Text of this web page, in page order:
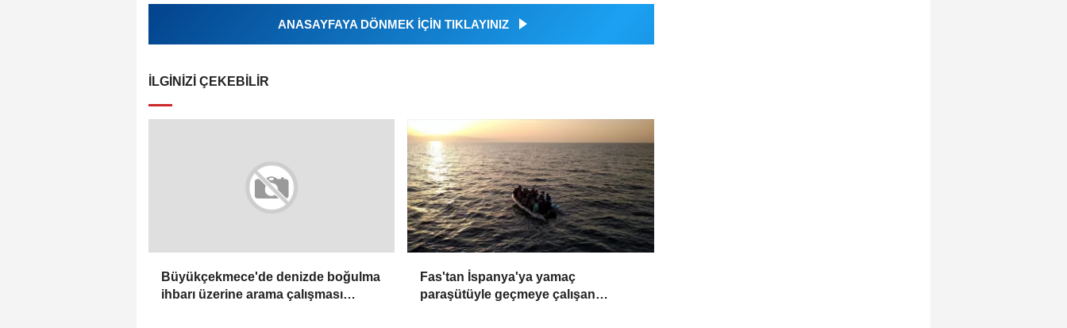
ANASAYFAYA DÖNMEK İÇİN TIKLAYINIZ
İLGINIZI ÇEKEBILIR
Büyükçekmece'de denizde boğulma
ihbarı üzerine arama çalışması
Fas'tan İspanya'ya yamaç
paraşütüyle geçmeye çalışan